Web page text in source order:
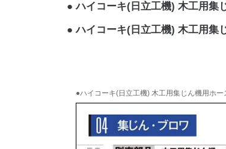
ハイコーキ(日立工機) 木工用集
ハイコーキ(日立工機) 木工用集
●ハイコーキ(日立工機) 木工用集じん機用ホ